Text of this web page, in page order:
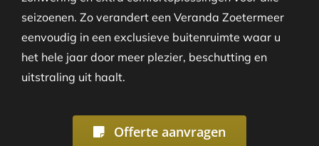
seizoenen. Zo verandert een Veranda Zoetermeer
eenvoudig in een exclusieve buitenruimte waar u
het hele jaar door meer plezier, beschutting en
uitstraling uit haalt.
Offerte aanvragen